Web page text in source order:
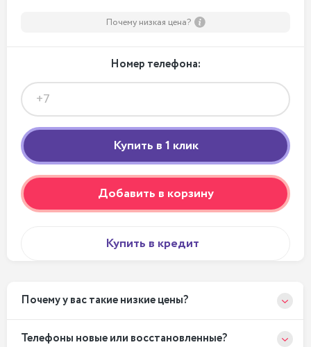
Почему низкая цена?
Номер телефона:
Добавить в корзину
Купить в кредит
Почему у вас такие низкие цены?
Телефоны новые или восстановленные?